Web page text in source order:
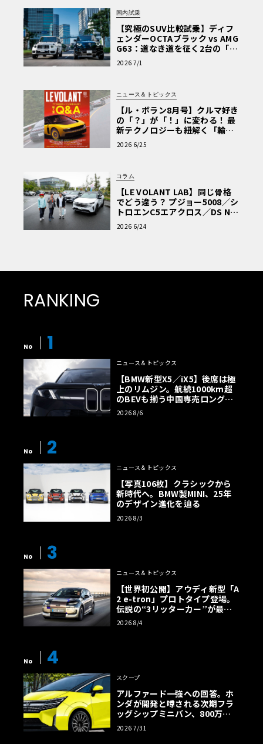
国内試乗
【究極のSUV比較試乗】ディフ
ェンダーOCTAブラック vs AMG
G63：道なき道を征く2台の「対
極的アプローチ」
2026 7/1
ニュース＆トピックス
【ル・ボラン8月号】クルマ好き
の「？」が「！」に変わる！ 最
新テクノロジーも紐解く「輸入
車Q&A」
2026 6/25
コラム
【LE VOLANT LAB】同じ骨格
でどう違う？ プジョー5008／シ
トロエンC5エアクロス／DS Nº4
読者一気乗りレポート
2026 6/24
RANKING
No 1
ニュース＆トピックス
【BMW新型X5／iX5】後席は極
上のリムジン。航続1000km超
のBEVも揃う中国専売ロング仕
様の全貌
2026 8/6
No 2
ニュース＆トピックス
【写真106枚】クラシックから
新時代へ。BMW製MINI、25年
のデザイン進化を辿る
2026 8/3
No 3
ニュース＆トピックス
【世界初公開】アウディ新型「A
2 e-tron」プロトタイプ登場。
伝説の“3リッターカー”が最高
効率エントリーBEVとして復活
【画像38枚】
2026 8/4
No 4
スクープ
アルファード一強への回答。ホ
ンダが開発と噂される次期フラ
ッグシップミニバン、800万円
超の勝算【予想CG】
2026 7/31